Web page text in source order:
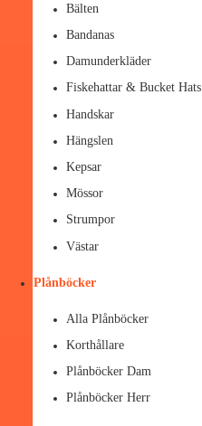
Bälten
Bandanas
Damunderkläder
Fiskehattar & Bucket Hats
Handskar
Hängslen
Kepsar
Mössor
Strumpor
Västar
Plånböcker
Alla Plånböcker
Korthållare
Plånböcker Dam
Plånböcker Herr